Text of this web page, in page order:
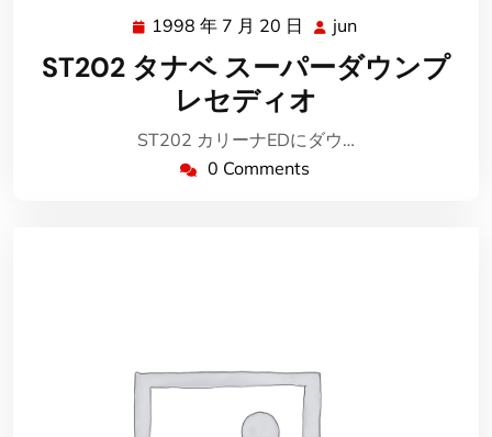
1998 年 7 月 20 日 1998
年
7
月
20
jun
ST202 タナベ スーパーダウンプ
レセディオ
ST202 カリーナEDにダウ…
0 Comments